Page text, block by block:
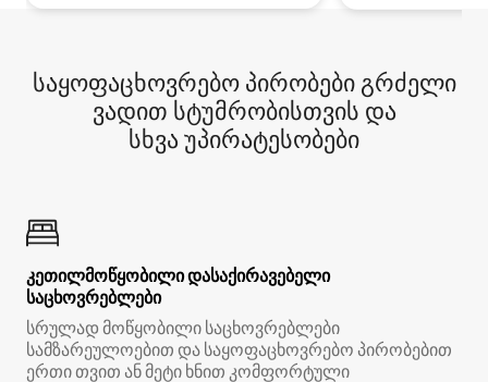
საყოფაცხოვრებო პირობები გრძელი
ვადით სტუმრობისთვის და
სხვა უპირატესობები
კეთილმოწყობილი დასაქირავებელი
საცხოვრებლები
სრულად მოწყობილი საცხოვრებლები
სამზარეულოებით და საყოფაცხოვრებო პირობებით
ერთი თვით ან მეტი ხნით კომფორტული